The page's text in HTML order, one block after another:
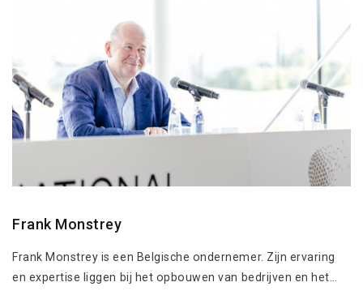
Frank Monstrey
Frank Monstrey is een Belgische ondernemer. Zijn ervaring
en expertise liggen bij het opbouwen van bedrijven en het…